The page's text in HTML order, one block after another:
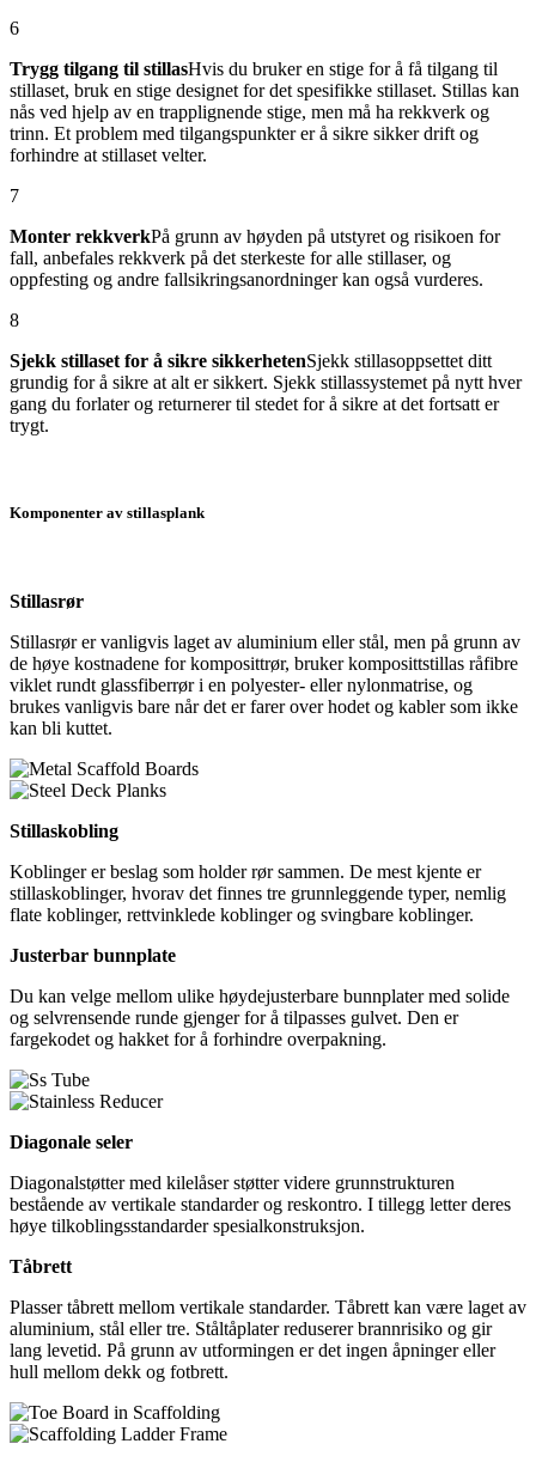
6
Trygg tilgang til stillasHvis du bruker en stige for å få tilgang til
stillaset, bruk en stige designet for det spesifikke stillaset. Stillas kan
nås ved hjelp av en trapplignende stige, men må ha rekkverk og
trinn. Et problem med tilgangspunkter er å sikre sikker drift og
forhindre at stillaset velter.
7
Monter rekkverkPå grunn av høyden på utstyret og risikoen for
fall, anbefales rekkverk på det sterkeste for alle stillaser, og
oppfesting og andre fallsikringsanordninger kan også vurderes.
8
Sjekk stillaset for å sikre sikkerhetenSjekk stillasoppsettet ditt
grundig for å sikre at alt er sikkert. Sjekk stillassystemet på nytt hver
gang du forlater og returnerer til stedet for å sikre at det fortsatt er
trygt.
Komponenter av stillasplank
Stillasrør
Stillasrør er vanligvis laget av aluminium eller stål, men på grunn av
de høye kostnadene for komposittrør, bruker komposittstillas råfibre
viklet rundt glassfiberrør i en polyester- eller nylonmatrise, og
brukes vanligvis bare når det er farer over hodet og kabler som ikke
kan bli kuttet.
Stillaskobling
Koblinger er beslag som holder rør sammen. De mest kjente er
stillaskoblinger, hvorav det finnes tre grunnleggende typer, nemlig
flate koblinger, rettvinklede koblinger og svingbare koblinger.
Justerbar bunnplate
Du kan velge mellom ulike høydejusterbare bunnplater med solide
og selvrensende runde gjenger for å tilpasses gulvet. Den er
fargekodet og hakket for å forhindre overpakning.
Diagonale seler
Diagonalstøtter med kilelåser støtter videre grunnstrukturen
bestående av vertikale standarder og reskontro. I tillegg letter deres
høye tilkoblingsstandarder spesialkonstruksjon.
Tåbrett
Plasser tåbrett mellom vertikale standarder. Tåbrett kan være laget av
aluminium, stål eller tre. Ståltåplater reduserer brannrisiko og gir
lang levetid. På grunn av utformingen er det ingen åpninger eller
hull mellom dekk og fotbrett.